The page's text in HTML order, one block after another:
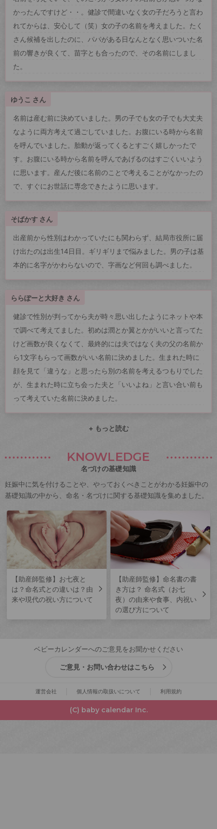
かったんですけど・・。健診で間違いなく女の子だろうと言わ
れてからは、安心して（笑）女の子の名前を考えました。たく
さん候補を出したのに、パパがある日なんとなく思いついた名
前の響きが良くて、苗字とも合ったので、その名前にしまし
た。
ゆうこ さん
名前は産む前に決めていました。男の子でも女の子でも大丈夫
なように両方考えて過ごしていました。お腹にいる時から名前
を呼んでいました。胎動が返ってくるとすごく嬉しかったで
す。お腹にいる時から名前を呼んであげるのはすごくいいよう
に思います。産んだ後に名前のことで考えることがなかったの
で、すぐにお世話に専念できたように思います。
そばかす さん
出産前から性別はわかっていたにも関わらず、結局市役所に届
け出たのは出生14日目。ギリギリまで悩みました。男の子は基
本的に名字がかわらないので、字画など何回も調べました。
ららぽーと大好き さん
健診で性別が判ってから夫が時々思い出したようにネットや本
で調べて考えてました。初めは潤とか翼とかがいいと言ってた
けど画数が良くなくて、最終的には夫ではなく夫の父の名前か
ら1文字もらって画数がいい名前に決めました。生まれた時に
顔を見て「違うな」と思ったら別の名前を考えるつもりでした
が、生まれた時に立ち会った夫と「いいよね」と言い合い前も
って考えていた名前に決めました。
+ もっと読む
KNOWLEDGE
名づけの基礎知識
妊娠中に気を付けることや、やっておくべきことがわかる妊娠中の
基礎知識の中から、命名・名づけに関する基礎知識を集めました。
【助産師監修】お七夜と
は？命名式との違いは？由
来や現代の祝い方について
【助産師監修】命名書の書
き方は？ 命名式（お七
夜）の由来や食事、内祝い
の選び方について
ベビーカレンダーへのご意見をお聞かせください
ご意見・お問い合わせはこちら
運営会社 個人情報の取扱いについて 利用規約
(C) baby calendar Inc.